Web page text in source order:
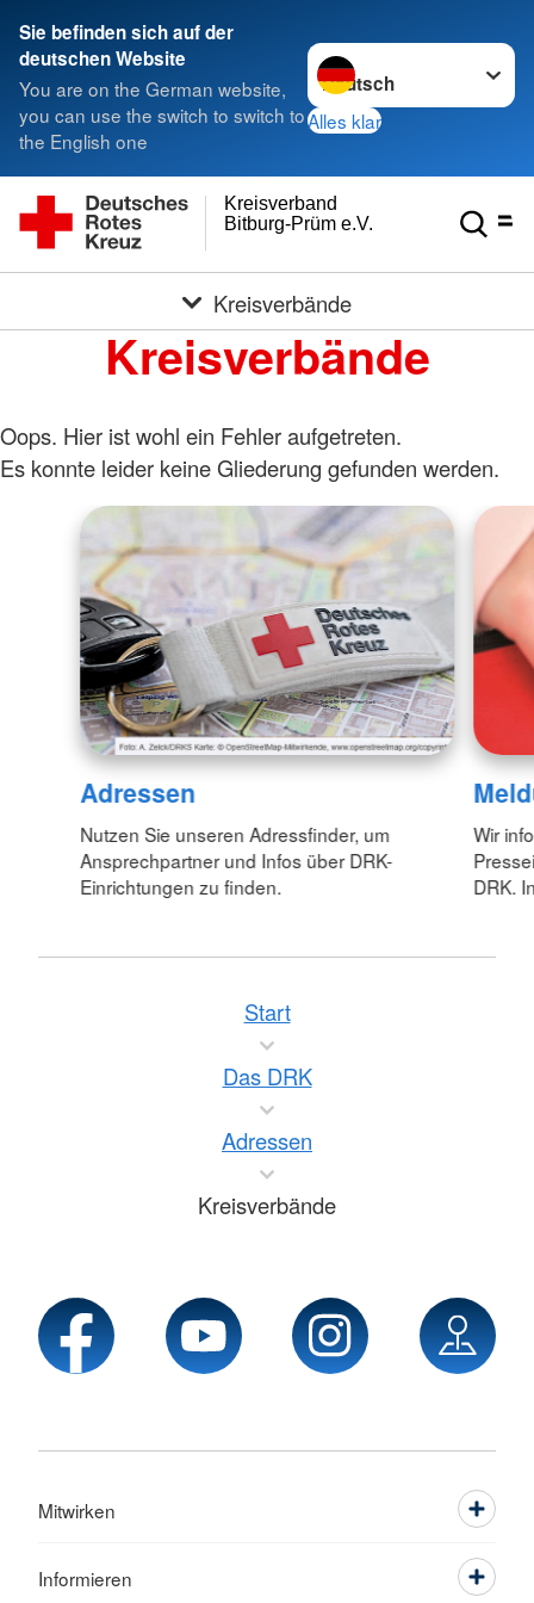
Sie befinden sich auf der
deutschen Website
You are on the German website,
you can use the switch to switch to
the English one
Sprache wechseln zu
Alles klar
Bitburg-Prüm e.V.
Kreisverband
Kreisverbände
Kreisverbände
Oops. Hier ist wohl ein Fehler aufgetreten.
Es konnte leider keine Gliederung gefunden werden.
Adressen
Nutzen Sie unseren Adressfinder, um
Ansprechpartner und Infos über DRK-
Einrichtungen zu finden.
Wir
DRK.
Start
Das DRK
Adressen
Kreisverbände
Mitwirken
Informieren